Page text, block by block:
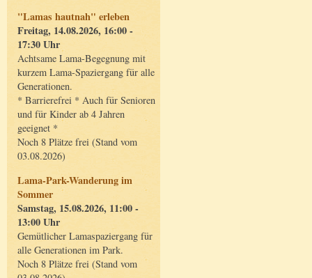
"Lamas hautnah" erleben
Freitag, 14.08.2026, 16:00 -
17:30 Uhr
Achtsame Lama-Begegnung mit
kurzem Lama-Spaziergang für alle
Generationen.
* Barrierefrei * Auch für Senioren
und für Kinder ab 4 Jahren
geeignet *
Noch 8 Plätze frei (Stand vom
03.08.2026)
Lama-Park-Wanderung im
Sommer
Samstag, 15.08.2026, 11:00 -
13:00 Uhr
Gemütlicher Lamaspaziergang für
alle Generationen im Park.
Noch 8 Plätze frei (Stand vom